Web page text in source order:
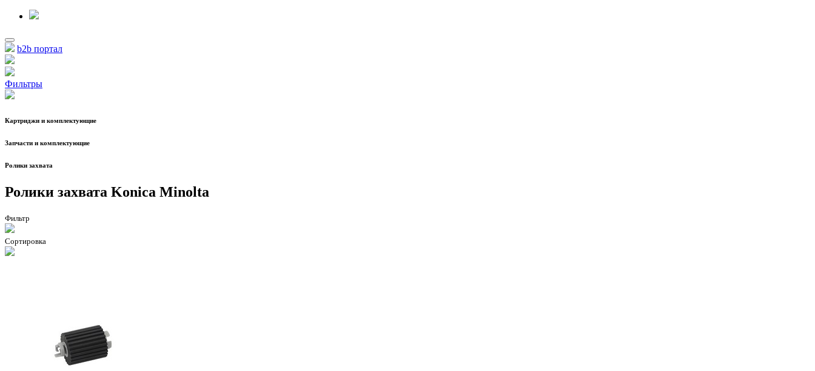
b2b портал
Фильтры
Картриджи и комплектующие
Запчасти и комплектующие
Ролики захвата
Ролики захвата Konica Minolta
Фильтр
Сортировка